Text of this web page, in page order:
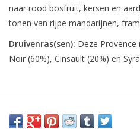
naar rood bosfruit, kersen en
tonen van rijpe mandarijnen,
Druivenras(sen): Deze Provence
Noir (60%), Cinsault (20%) en